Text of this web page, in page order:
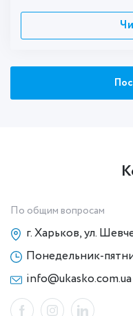
По общим вопросам
г. Харьков, ул.
Понедельник-
info@ukasko.com.ua